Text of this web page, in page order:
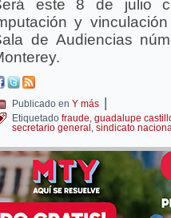
este 8 de julio
y
de Audiencias
Publicado en Y más |
Etiquetado fraude, guadalupe
secretario general , sindicato